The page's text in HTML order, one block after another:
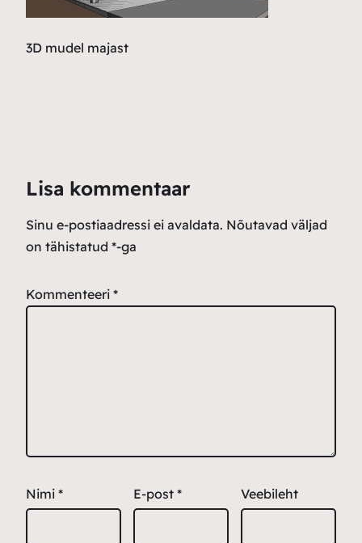
3D mudel majast
Lisa kommentaar
Sinu e-postiaadressi ei avaldata. Nõutavad väljad
on tähistatud *-ga
Kommenteeri *
Nimi * E-post * Veebileht